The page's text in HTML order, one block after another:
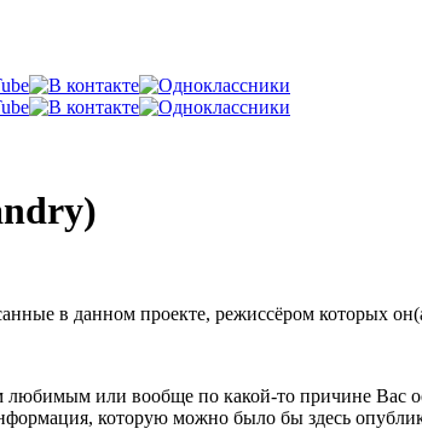
в данном проекте, режиссёром которых
любимым или вообще по какой-то причине Вас
которую можно было бы здесь